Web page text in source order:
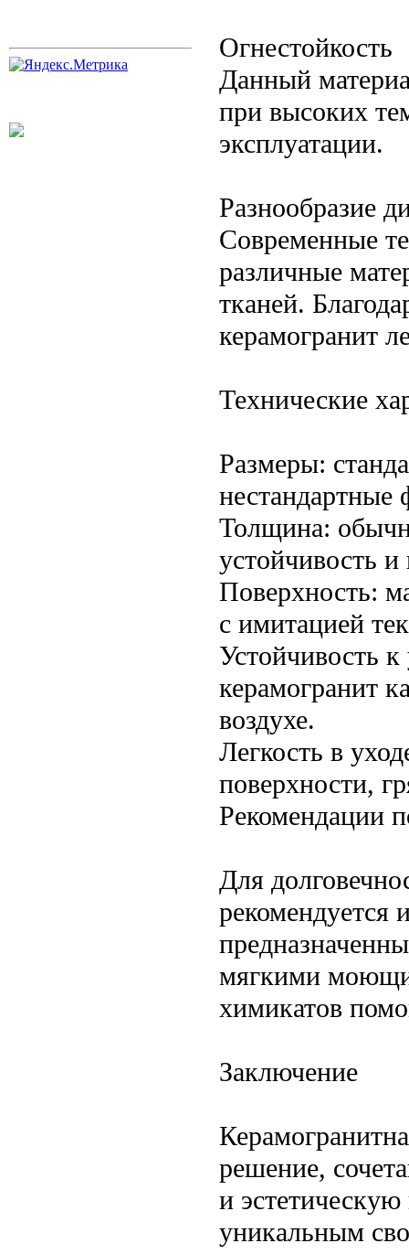
Огнестойкость
Данный
при высоких
эксплуатации.
Разнообразие
Современные
различные
тканей.
керамогранит
Технические
Размеры:
Толщина:
устойчивость и
Поверхность:
с имитацией
Устойчивость к
керамогранит
воздухе.
Легкость в
поверхности,
Рекомендации
Для
рекомендуется
мягкими
химикатов
Заключение
решение,
и эстетическую
уникальным